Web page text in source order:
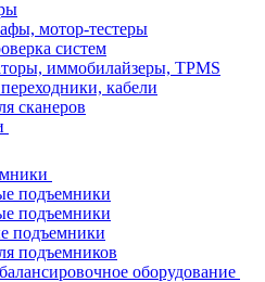
мотор-тестеры
систем
иммобилайзеры, TPMS
кабели
сканеров
подъемники
подъемники
подъемники
подъемников
оборудование